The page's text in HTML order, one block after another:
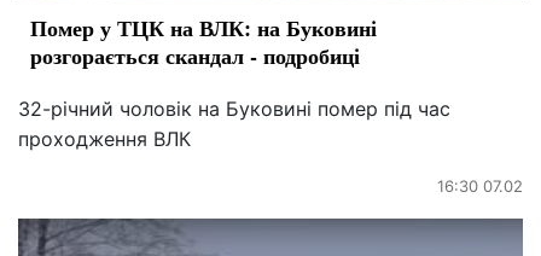
Помер у ТЦК на ВЛК: на Буковині
розгорається скандал - подробиці
32-річний чоловік на Буковині помер під час
проходження ВЛК
16:30 07.02